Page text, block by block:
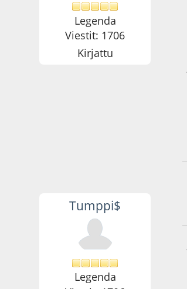
Legenda
Viestit: 1706
Kirjattu
Tumppi$
Legenda